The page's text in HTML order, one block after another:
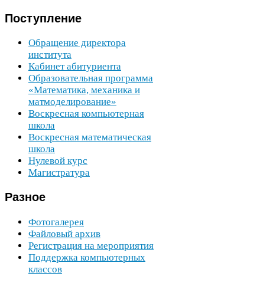
Поступление
Обращение директора
института
Кабинет абитуриента
Образовательная программа
«Математика, механика и
матмоделирование»
Воскресная компьютерная
школа
Воскресная математическая
школа
Нулевой курс
Магистратура
Разное
Фотогалерея
Файловый архив
Регистрация на мероприятия
Поддержка компьютерных
классов